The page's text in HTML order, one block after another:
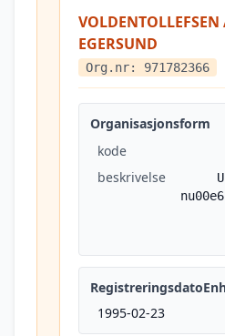
VOLDENTOLLEFSEN
EGERSUND
Org.nr: 971782366
Organisasjonsform
kode
beskrivelse
1995-02-23